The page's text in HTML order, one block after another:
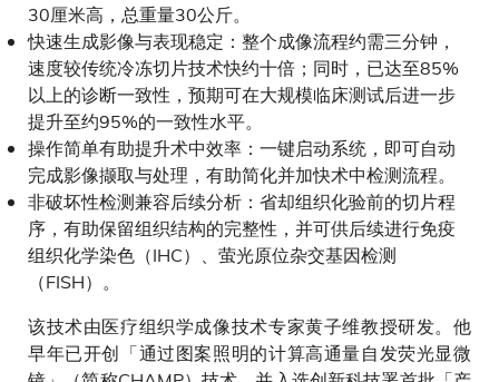
30厘米高，总重量30公斤。
快速生成影像与表现稳定：整个成像流程约需三分钟，
速度较传统冷冻切片技术快约十倍；同时，已达至85%
以上的诊断一致性，预期可在大规模临床测试后进一步
提升至约95%的一致性水平。
操作简单有助提升术中效率：一键启动系统，即可自动
完成影像撷取与处理，有助简化并加快术中检测流程。
非破坏性检测兼容后续分析：省却组织化验前的切片程
序，有助保留组织结构的完整性，并可供后续进行免疫
组织化学染色（IHC）、萤光原位杂交基因检测
（FISH）。
该技术由医疗组织学成像技术专家黄子维教授研发。他
早年已开创「通过图案照明的计算高通量自发荧光显微